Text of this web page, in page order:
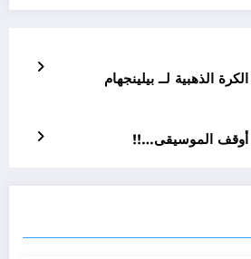
الذهبية لــ بيلينجهام
أوقف الموسيقى…!!